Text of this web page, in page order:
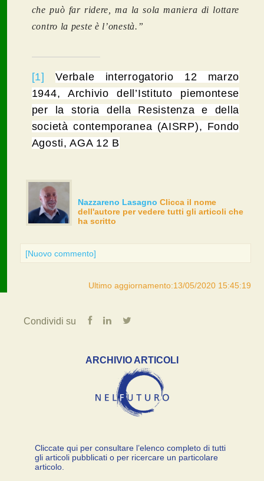
che può far ridere, ma la sola maniera di lottare
contro la peste è l’onestà.”
[1]
Verbale interrogatorio 12 marzo
1944, Archivio dell’Istituto piemontese
per la storia della Resistenza e della
società contemporanea (AISRP), Fondo
Agosti, AGA 12 B
Nazzareno Lasagno Clicca il nome
dell'autore per vedere tutti gli articoli che
ha scritto
[Nuovo commento]
Ultimo aggiornamento:13/05/2020 15:45:19
Condividi su
ARCHIVIO ARTICOLI
Cliccate qui per consultare l’elenco completo di tutti
gli articoli pubblicati o per ricercare un particolare
articolo.